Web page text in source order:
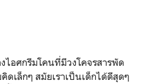
ไอศกรีมโคนที่มีวงโคจรสารพัด
เล็กๆ สมัยเราเป็นเด็กได้ดีสุดๆ